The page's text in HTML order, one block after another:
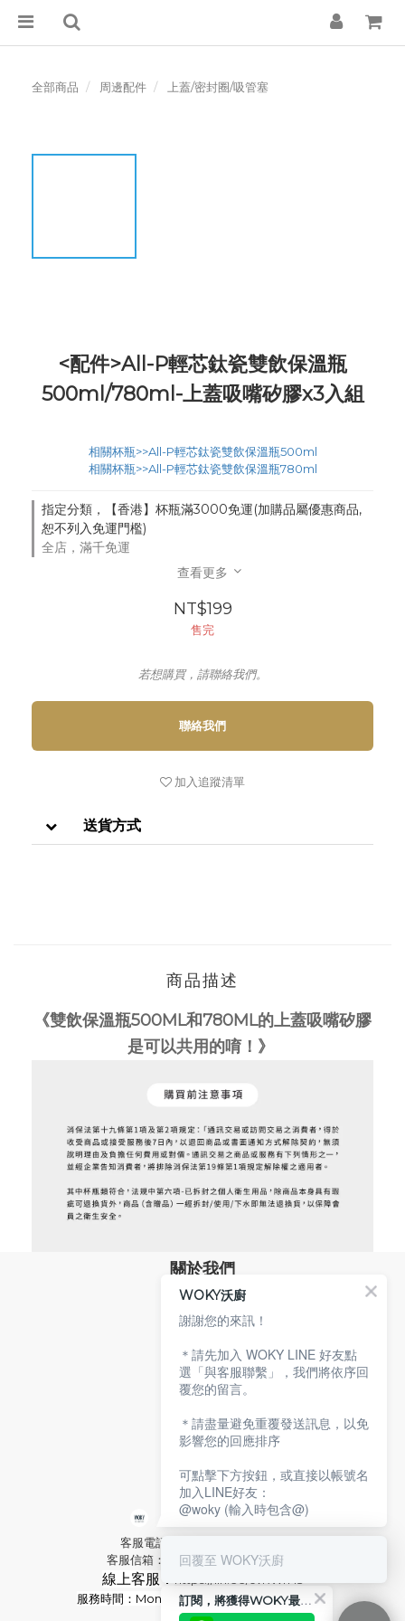
全部商品 周邊配件 上蓋/密封圈/吸管塞
<配件>All-P輕芯鈦瓷雙飲保溫瓶
500ml/780ml-上蓋吸嘴矽膠x3入組
相關杯瓶>>All-P輕芯鈦瓷雙飲保溫瓶500ml
相關杯瓶>>All-P輕芯鈦瓷雙飲保溫瓶780ml
指定分類，【香港】杯瓶滿3000免運(加購品屬優惠商品,
恕不列入免運門檻)
全店，滿千免運
查看更多
NT$199
售完
若想購買，請聯絡我們。
聯絡我們
加入追蹤清單
送貨方式
商品描述
《雙飲保溫瓶500ML和780ML的上蓋吸嘴矽膠
是可以共用的唷！》
關於我們
品牌故事
專業技術
環保沃廚
顧客服務
服務條款
隱私權政策
聯絡沃廚
客服電話：02-2592-2921 分機9
客服信箱：service@woky.com.tw
線上客服：
服務時間：Mon-Fri09:00-13:00 / 14:00-18:00
訂閱，將獲得WOKY最新消息
WOKY沃廚
謝謝您的來訊！
＊請先加入 WOKY LINE 好友點
選「與客服聯繫」，我們將依序回
覆您的留言。
＊請盡量避免重覆發送訊息，以免
影響您的回應排序
可點擊下方按鈕，或直接以帳號名
加入LINE好友：
@woky (輸入時包含@)
回覆至 WOKY沃廚